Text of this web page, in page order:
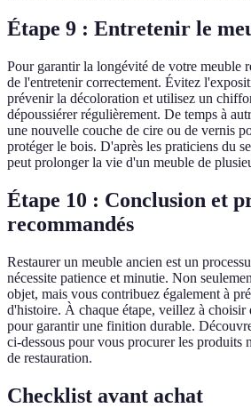
Étape 9 : Entretenir le
Pour garantir la longévité de votre meuble
de l'entretenir correctement. Évitez
prévenir la décoloration et utilisez un
dépoussiérer régulièrement. De temps à
une nouvelle couche de cire ou de vernis
protéger le bois. D'après les praticiens du
peut prolonger la vie d'un meuble de
Étape 10 : Conclusion et
recommandés
Restaurer un meuble ancien est un
nécessite patience et minutie. Non
objet, mais vous contribuez également à
d'histoire. À chaque étape, veillez à choisir
pour garantir une finition durable.
ci-dessous pour vous procurer les produits
de restauration.
Checklist avant achat